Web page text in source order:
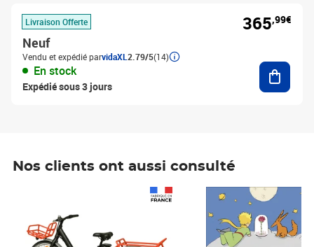
Livraison Offerte
Neuf
Vendu et expédié parvidaXL 2.79/5(14)
En stock
Expédié sous 3 jours
365,99€
Nos clients ont aussi consulté
Prix 7,50€